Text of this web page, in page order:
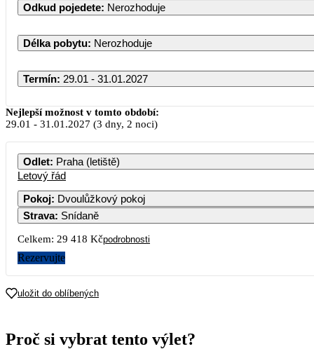
Odkud pojedete: Nerozhoduje
Délka pobytu: Nerozhoduje
Termín: 29.01 - 31.01.2027
Nejlepší možnost v tomto období:
29.01 - 31.01.2027 (3 dny, 2 noci)
Odlet: Praha (letiště)
Letový řád
Pokoj: Dvoulůžkový pokoj
Strava: Snídaně
Celkem: 29 418 Kčpodrobnosti
Rezervujte
uložit do oblíbených
Proč si vybrat tento výlet?